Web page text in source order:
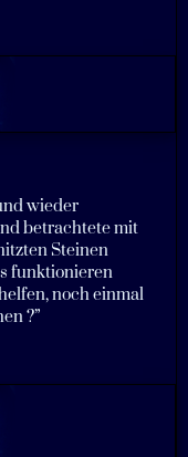
wieder
betrachtete mit
Steinen
funktionieren
noch einmal
?”